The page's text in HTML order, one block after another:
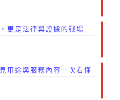
更是法律與證據的戰場
用途與服務內容一次看懂